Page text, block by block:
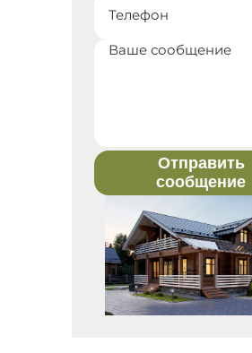
Отправить
сообщение